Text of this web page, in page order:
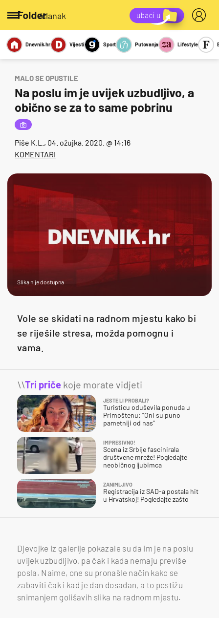
/članak
Miks Kviz
Report
Sexy
Dnevnik.hr Vijesti Sport Putovanja Lifestyle
MALO SE OPUSTILE
Na poslu im je uvijek uzbudljivo, a
obično se za to same pobrinu
Piše K.L. , 04. ožujka. 2020. @ 14:16
KOMENTARI
Slika nije dostupna
Vole se skidati na radnom mjestu kako bi
se riješile stresa, možda pomognu i
vama.
\\Tri priče koje morate vidjeti
JESTE LI PROBALI?
Turisticu oduševila ponuda u
Primoštenu: "Oni su puno
pametniji od nas"
IMPRESIVNO!
Scena iz Srbije fascinirala
društvene mreže! Pogledajte
neobičnog ljubimca
ZANIMLJIVO
Registracija iz SAD-a postala hit
u Hrvatskoj! Pogledajte zašto
Djevojke iz galerije pokazale su da im je na poslu
uvijek uzbudljivo, pa čak i kada nemaju previše
posla. Naime, one su pronašle način kako se
zabaviti čak i kad je dan dosadan, a to postižu
snimanjem golišavih slika na radnom mjestu.